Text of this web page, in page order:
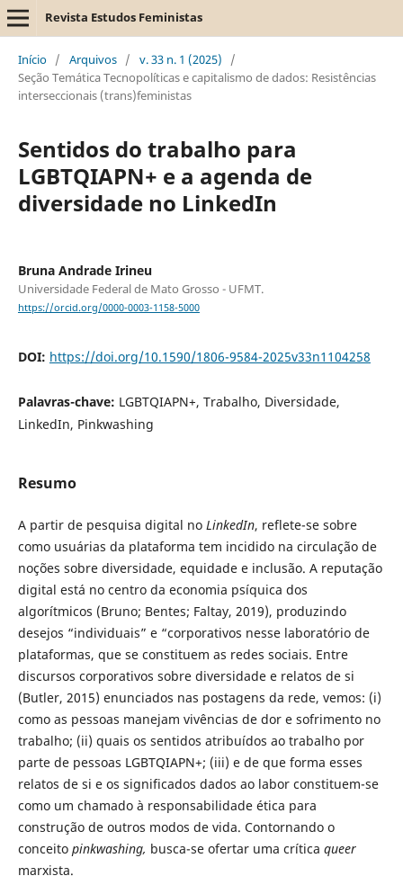
Revista Estudos Feministas
Início / Arquivos / v. 33 n. 1 (2025)
/
Seção Temática Tecnopolíticas e capitalismo de dados: Resistências
interseccionais (trans)feministas
Sentidos do trabalho para
LGBTQIAPN+ e a agenda de
diversidade no LinkedIn
Bruna Andrade Irineu
Universidade Federal de Mato Grosso - UFMT.
https://orcid.org/0000-0003-1158-5000
DOI: https://doi.org/10.1590/1806-9584-2025v33n1104258
Palavras-chave: LGBTQIAPN+, Trabalho, Diversidade,
LinkedIn, Pinkwashing
Resumo
A partir de pesquisa digital no LinkedIn, reflete-se sobre
como usuárias da plataforma tem incidido na circulação de
noções sobre diversidade, equidade e inclusão. A reputação
digital está no centro da economia psíquica dos
algorítmicos (Bruno; Bentes; Faltay, 2019), produzindo
desejos “individuais” e “corporativos nesse laboratório de
plataformas, que se constituem as redes sociais. Entre
discursos corporativos sobre diversidade e relatos de si
(Butler, 2015) enunciados nas postagens da rede, vemos: (i)
como as pessoas manejam vivências de dor e sofrimento no
trabalho; (ii) quais os sentidos atribuídos ao trabalho por
parte de pessoas LGBTQIAPN+; (iii) e de que forma esses
relatos de si e os significados dados ao labor constituem-se
como um chamado à responsabilidade ética para
construção de outros modos de vida. Contornando o
conceito pinkwashing, busca-se ofertar uma crítica queer
marxista.